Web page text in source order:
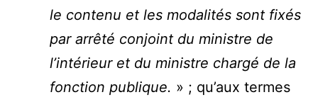
le contenu et les modalités sont fixés
par arrêté conjoint du ministre de
l’intérieur et du ministre chargé de la
fonction publique. » ; qu’aux termes